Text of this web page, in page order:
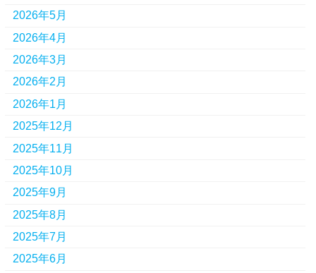
2026年5月
2026年4月
2026年3月
2026年2月
2026年1月
2025年12月
2025年11月
2025年10月
2025年9月
2025年8月
2025年7月
2025年6月